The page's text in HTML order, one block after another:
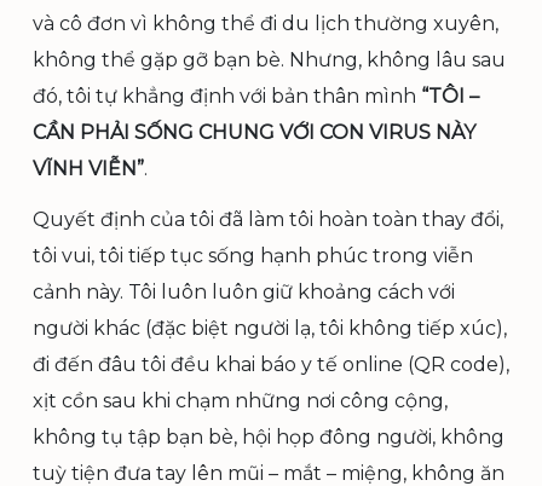
và cô đơn vì không thể đi du lịch thường xuyên,
không thể gặp gỡ bạn bè. Nhưng, không lâu sau
đó, tôi tự khẳng định với bản thân mình “TÔI –
CẦN PHẢI SỐNG CHUNG VỚI CON VIRUS NÀY
VĨNH VIỄN”.
Quyết định của tôi đã làm tôi hoàn toàn thay đổi,
tôi vui, tôi tiếp tục sống hạnh phúc trong viễn
cảnh này. Tôi luôn luôn giữ khoảng cách với
người khác (đặc biệt người lạ, tôi không tiếp xúc),
đi đến đâu tôi đều khai báo y tế online (QR code),
xịt cồn sau khi chạm những nơi công cộng,
không tụ tập bạn bè, hội họp đông người, không
tuỳ tiện đưa tay lên mũi – mắt – miệng, không ăn